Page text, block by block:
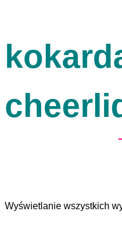
Wyświetlanie wszystkich